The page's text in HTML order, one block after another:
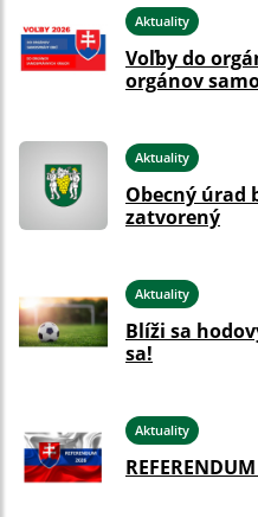
Aktuality
Voľby do
orgánov
Aktuality
Obecný úrad
zatvorený
Aktuality
Blíži sa
sa!
Aktuality